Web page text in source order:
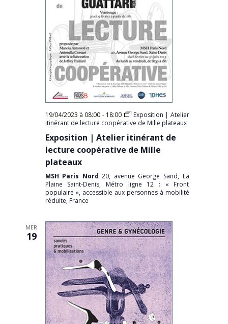
19/04/2023 à 08:00 - 18:00
Exposition | Atelier
itinérant de lecture coopérative de Mille plateaux
Exposition | Atelier itinérant de
lecture coopérative de Mille
plateaux
MSH Paris Nord20, avenue George Sand, La
Plaine Saint-Denis, Métro ligne 12 : « Front
populaire », accessible aux personnes à mobilité
réduite, France
MER
19